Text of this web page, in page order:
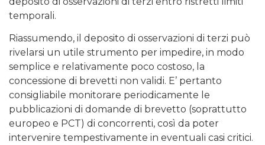
temporali.
Riassumendo, il deposito di osservazioni di terzi può
rivelarsi un utile strumento per impedire, in modo
semplice e relativamente poco costoso, la
concessione di brevetti non validi. E’ pertanto
consigliabile monitorare periodicamente le
pubblicazioni di domande di brevetto (soprattutto
europeo e PCT) di concorrenti, così da poter
intervenire tempestivamente in eventuali casi critici.